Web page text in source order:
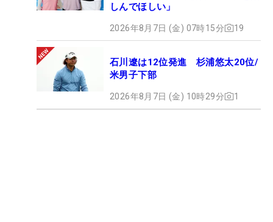
しんでほしい」
2026年8月7日 (金) 07時15分 19
石川遼は12位発進 杉浦悠太20位/
米男子下部
2026年8月7日 (金) 10時29分 1